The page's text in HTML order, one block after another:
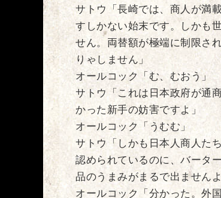
サトウ「長崎では、商人が満
すしかない始末です。しかも
せん。両替額が極端に制限さ
りゃしません」
オールコック「む、むおう」
サトウ「これは日本政府が通
かった新手の妨害ですよ」
オールコック「うむむ」
サトウ「しかも日本人商人た
認められているのに、バータ
品のうまみがまるで出ません
オールコック「分かった。外